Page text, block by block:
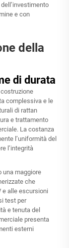
e con
della
di durata
complessiva e le
di rattan
e trattamento
La costanza
l’uniformità del
l’integrità
una maggiore
che
e alle escursioni
test per
e tenuta del
presenta
esterni